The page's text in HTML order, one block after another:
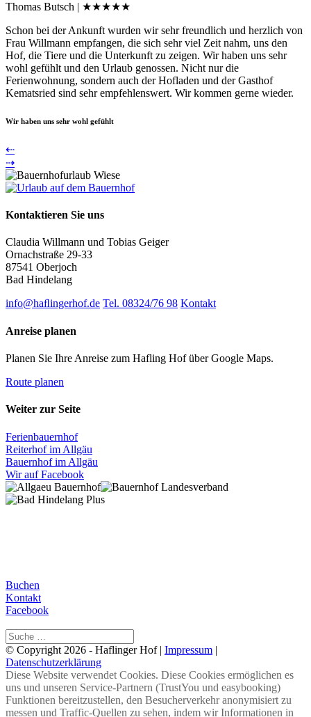
Thomas Butsch | ★★★★★
Schon bei der Ankunft wurden wir sehr freundlich und herzlich von
Frau Willmann empfangen, die sich sehr viel Zeit nahm, uns den
Hof, die Tiere und die Unterkunft zu zeigen. Wir haben uns sehr
wohl gefühlt und den Urlaub genossen. Nicht nur die
Ferienwohnung, sondern auch der Hofladen und der Gasthof
Kematsried sind sehr empfehlenswert. Wir kommen gerne wieder.
Wir haben uns sehr wohl gefühlt
⇠
⇢
Kontaktieren Sie uns
Claudia Willmann und Tobias Geiger
Ornachstraße 29-33
87541 Oberjoch
Bad Hindelang
info@haﬂingerhof.de Tel. 08324/76 98 Kontakt
Anreise planen
Planen Sie Ihre Anreise zum Hafling Hof über Google Maps.
Route planen
Weiter zur Seite
Ferienbauernhof
Reiterhof im Allgäu
Bauernhof im Allgäu
Wir auf Facebook
Buchen
Kontakt
Facebook
© Copyright 2026 - Haflinger Hof | Impressum |
Datenschutzerklärung
Diese Website verwendet Cookies. Diese Cookies ermöglichen es
uns und unseren Service-Partnern (TrustYou und easybooking)
Funktionen bereitzustellen, den Besucherverkehr anonymisiert zu
messen und Traffic-Quellen zu sehen, indem wir Informationen in